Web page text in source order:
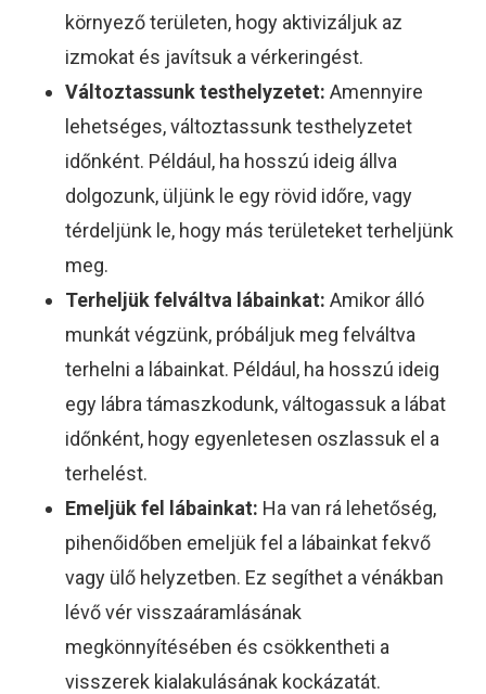
környező területen, hogy aktivizáljuk az
izmokat és javítsuk a vérkeringést.
Változtassunk testhelyzetet: Amennyire
lehetséges, változtassunk testhelyzetet
időnként. Például, ha hosszú ideig állva
dolgozunk, üljünk le egy rövid időre, vagy
térdeljünk le, hogy más területeket terheljünk
meg.
Terheljük felváltva lábainkat: Amikor álló
munkát végzünk, próbáljuk meg felváltva
terhelni a lábainkat. Például, ha hosszú ideig
egy lábra támaszkodunk, váltogassuk a lábat
időnként, hogy egyenletesen oszlassuk el a
terhelést.
Emeljük fel lábainkat: Ha van rá lehetőség,
pihenőidőben emeljük fel a lábainkat fekvő
vagy ülő helyzetben. Ez segíthet a vénákban
lévő vér visszaáramlásának
megkönnyítésében és csökkentheti a
visszerek kialakulásának kockázatát.